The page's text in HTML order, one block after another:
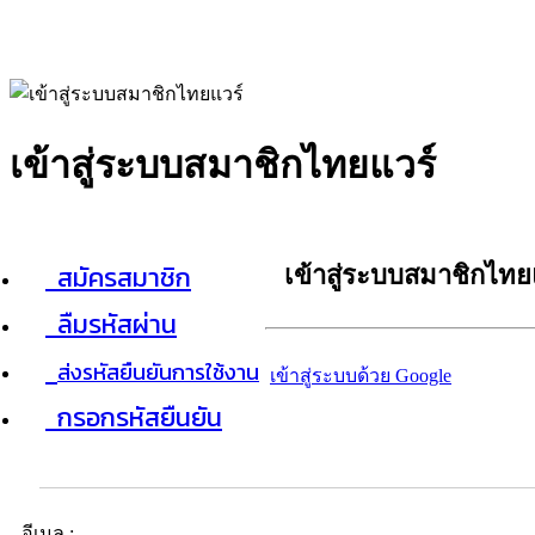
เข้าสู่ระบบสมาชิกไทยแวร์
สมัครสมาชิก
ลืมรหัสผ่าน
ส่งรหัสยืนยันการใช้งาน
กรอกรหัสยืนยัน
เข้าสู่ระบบสมาชิกไท
เข้าสู่ระบบด้วย Google